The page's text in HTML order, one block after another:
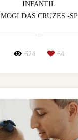
INFANTIL
MOGI DAS CRUZES -SP
624 64